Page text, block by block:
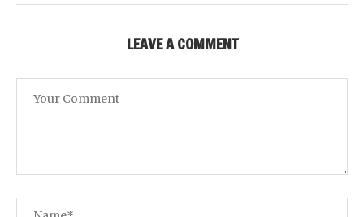
LEAVE A COMMENT